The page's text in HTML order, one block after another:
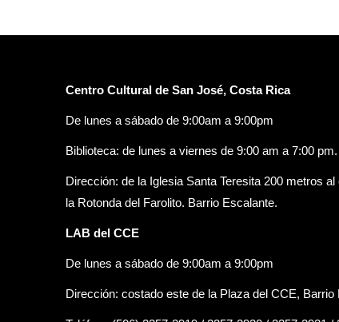
Centro Cultural de San José, Costa Rica
De lunes a sábado de 9:00am a 9:00pm
Biblioteca: de lunes a viernes de 9:00 am a 7:00
Dirección: de la Iglesia Santa Teresita 200 metros
la Rotonda del Farolito. Barrio Escalante.
LAB del CCE
De lunes a sábado de 9:00am a 9:00pm
Dirección: costado este de la Plaza del CCE, Barrio